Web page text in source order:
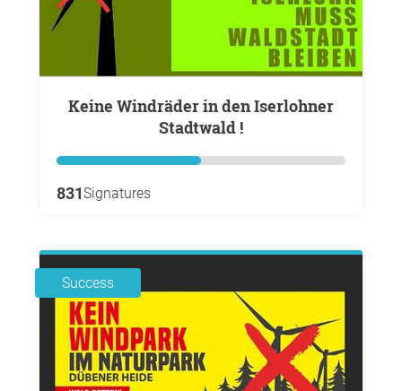
Keine Windräder in den Iserlohner
Stadtwald !
831Signatures
Success